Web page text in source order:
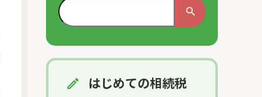
はじめての相続税